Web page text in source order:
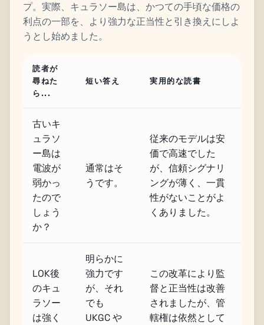
プ。実際、キュラソー島は、かつての手頃な価格の
利点の一部を、より強力な正当性と引き換えにしよ
うとし始めました。
読者が
尋ねた
ら...
短い答え 実用的な読書
古いキ
ュラソ
ー島は
電波が
弱かっ
たので
しょう
か？
通常はそ
うです。
従来のモデルは安
価で高速でした
が、信頼シグナリ
ングが薄く、一貫
性がないことがよ
くありました。
LOK後
のキュ
ラソー
は強く
明らかに
強力です
が、それ
でも
UKGC や
この改革により監
督と正当性は改善
されましたが、管
轄権は依然として